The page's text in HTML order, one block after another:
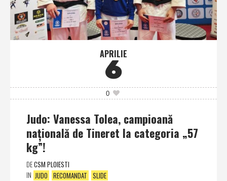
APRILIE
6
0
Judo: Vanessa Tolea, campioană
naţională de Tineret la categoria „57
kg”!
DECSM PLOIESTI
IN JUDO RECOMANDAT SLIDE